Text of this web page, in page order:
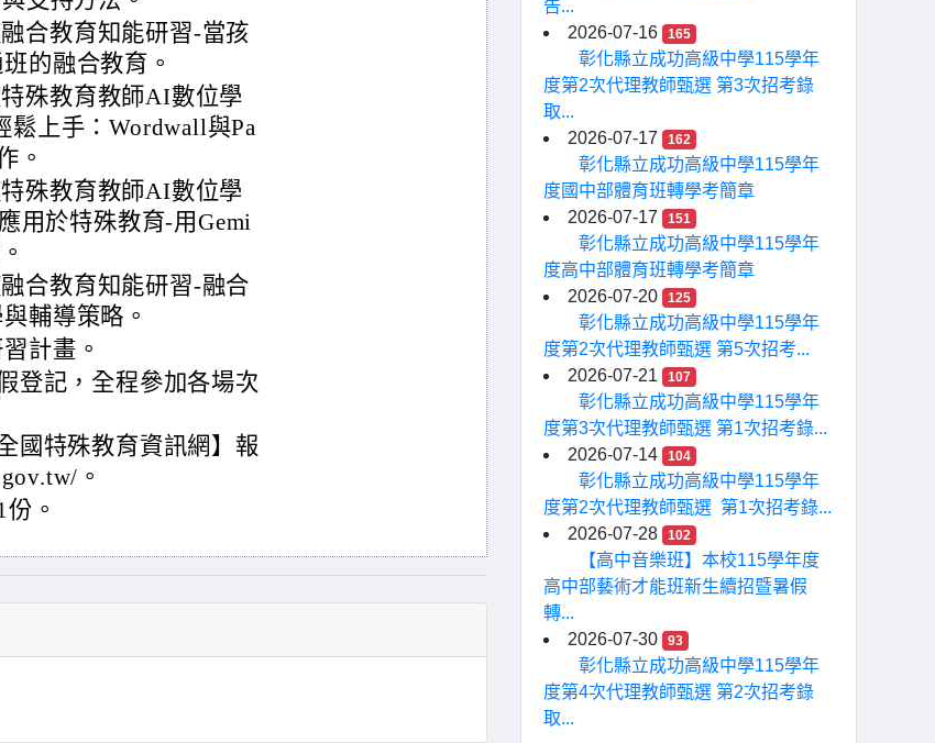
合教育知能研習-當孩
的融合教育。
殊教育教師AI數位學
上手：Wordwall與Pa
。
殊教育教師AI數位學
用於特殊教育-用Gemi
合教育知能研習-融合
輔導策略。
計畫。
登記，全程參加各場次
國特殊教育資訊網】報
。
。
告...
2026-07-16
165
彰化縣立成功高級中學115學年
度第2次代理教師甄選 第3次招考錄
取...
2026-07-17
162
彰化縣立成功高級中學115學年
度國中部體育班轉學考簡章
2026-07-17
151
彰化縣立成功高級中學115學年
度高中部體育班轉學考簡章
2026-07-20
125
彰化縣立成功高級中學115學年
度第2次代理教師甄選 第5次招考...
2026-07-21
107
彰化縣立成功高級中學115學年
度第3次代理教師甄選 第1次招考錄...
2026-07-14
104
彰化縣立成功高級中學115學年
度第2次代理教師甄選 第1次招考錄...
2026-07-28
102
【高中音樂班】本校115學年度
高中部藝術才能班新生續招暨暑假
轉...
2026-07-30
93
彰化縣立成功高級中學115學年
度第4次代理教師甄選 第2次招考錄
取...